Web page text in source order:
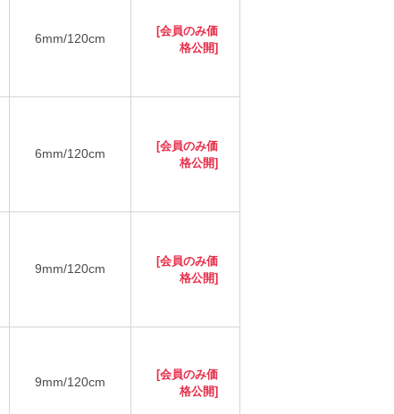
6mm/120cm
[会員のみ価
格公開]
6mm/120cm
[会員のみ価
格公開]
9mm/120cm
[会員のみ価
格公開]
9mm/120cm
[会員のみ価
格公開]